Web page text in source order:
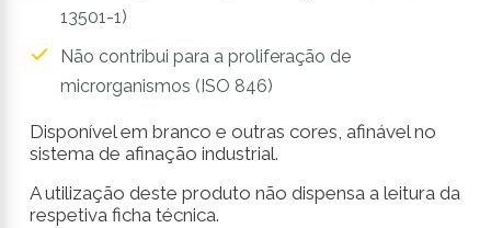
13501-1)
Não contribui para a proliferação de
microrganismos (ISO 846)
Disponível em branco e outras cores, afinável no
sistema de afinação industrial.
A utilização deste produto não dispensa a leitura da
respetiva ficha técnica.